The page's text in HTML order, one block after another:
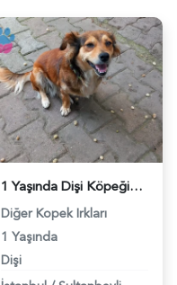
1 Yaşında Dişi Köpeğim Eş Arıyor - 118984498
Diğer Kopek Irkları
1 Yaşında
Dişi